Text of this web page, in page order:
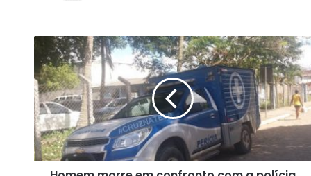
H
m
e
m
m
o
r
r